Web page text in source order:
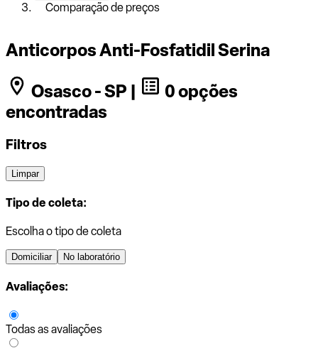
Comparação de preços
Anticorpos Anti-Fosfatidil Serina
Osasco - SP |
0 opções
encontradas
Filtros
Limpar
Tipo de coleta:
Escolha o tipo de coleta
Domiciliar No laboratório
Avaliações:
Todas as avaliações